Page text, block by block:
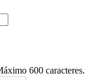
600 caracteres.